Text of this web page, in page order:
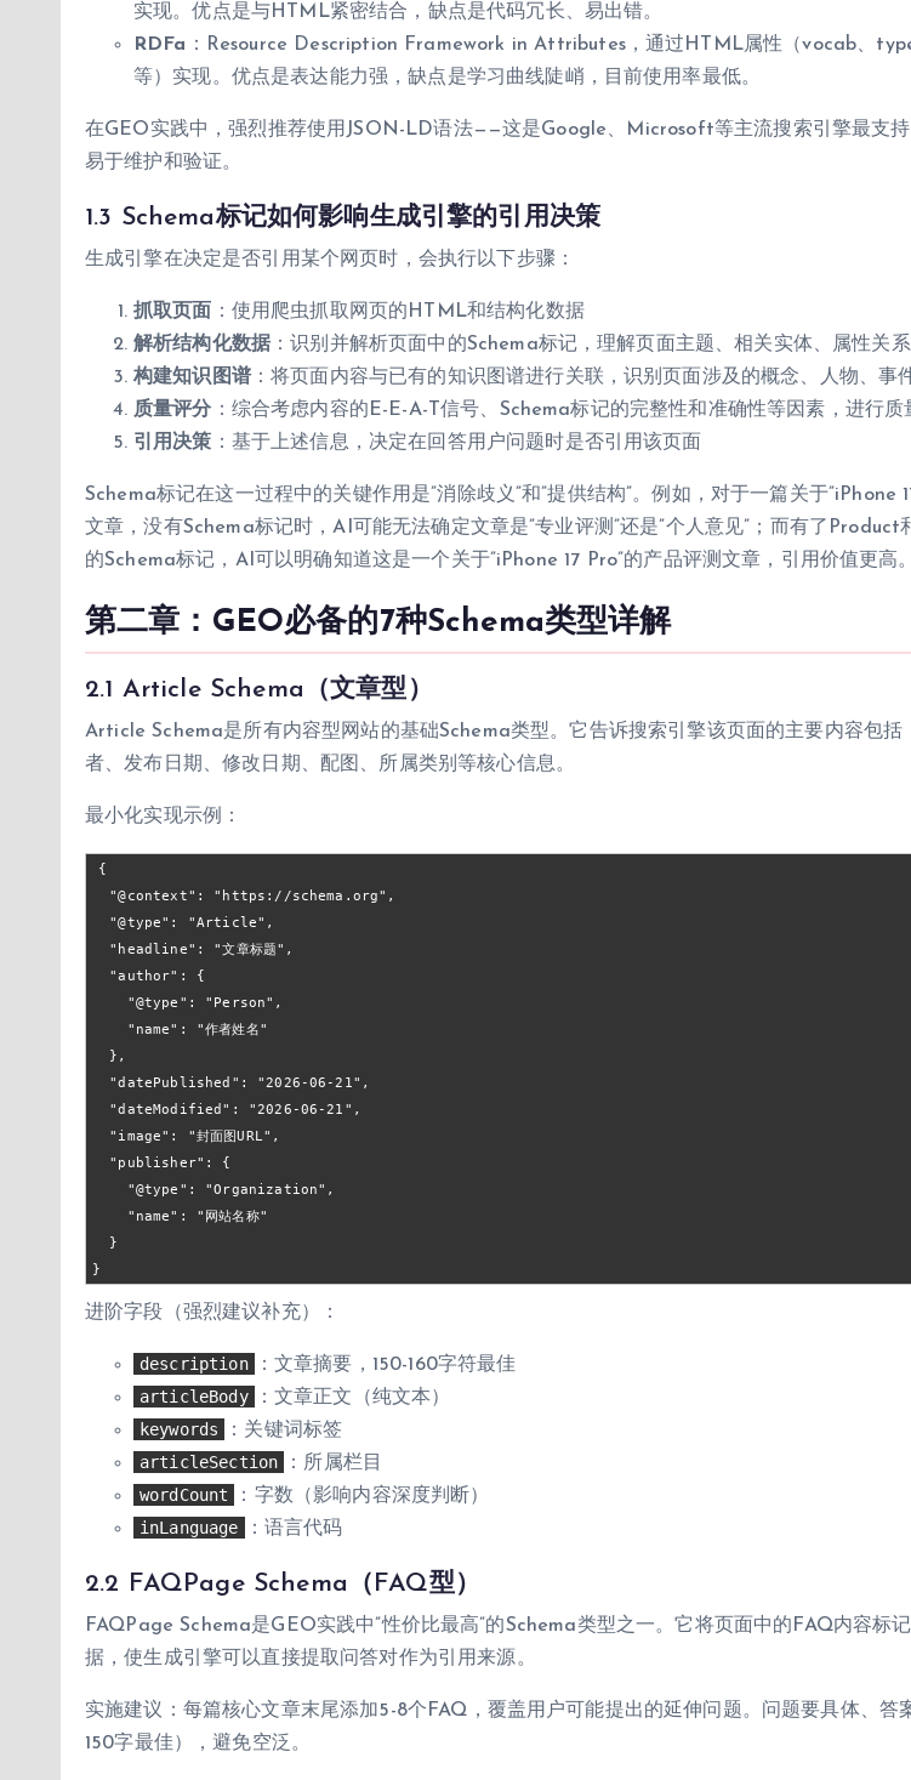
实现。优点是与HTML紧密结合，缺点是代码冗长、易出错。
RDFa ：Resource Description Framework in Attributes，通过HTML属性（vocab、
等）实现。优点是表达能力强，缺点是学习曲线陡峭，目前使用率最低。
在GEO实践中，强烈推荐使用JSON-LD语法——这是Google、Microsoft等主流搜索引擎最支
易于维护和验证。
1.3 Schema标记如何影响生成引擎的引用决策
生成引擎在决定是否引用某个网页时，会执行以下步骤：
抓取页面 ：使用爬虫抓取网页的HTML和结构化数据
解析结构化数据 ：识别并解析页面中的Schema标记，理解页面主题、相关实体、属性关系
构建知识图谱：将页面内容与已有的知识图谱进行关联，识别页面涉及的概念、人物、事
质量评分 ：综合考虑内容的E-E-A-T信号、Schema标记的完整性和准确性等因素，进行质
引用决策 ：基于上述信息，决定在回答用户问题时是否引用该页面
Schema标记在这一过程中的关键作用是”消除歧义”和”提供结构”。例如，对于一篇关于”iPhone
文章，没有Schema标记时，AI可能无法确定文章是”专业评测”还是”个人意见”；而有了Product
的Schema标记，AI可以明确知道这是一个关于”iPhone 17 Pro”的产品评测文章，引用价值更高。
第二章：GEO必备的7种Schema类型详解
2.1 Article Schema（文章型）
Article Schema是所有内容型网站的基础Schema类型。它告诉搜索引擎该页面的主要内容包括
者、发布日期、修改日期、配图、所属类别等核心信息。
最小化实现示例：
{
  "@context": "https://schema.org",
  "@type": "Article",
  "headline": "文章标题",
  "author": {
    "@type": "Person",
    "name": "作者姓名"
  },
  "datePublished": "2026-06-21",
  "dateModified": "2026-06-21",
  "image": "封面图URL",
  "publisher": {
    "@type": "Organization",
    "name": "网站名称"
  }
}
进阶字段（强烈建议补充）：
description
：文章摘要，150-160字符最佳
articleBody
：文章正文（纯文本）
keywords
：关键词标签
articleSection
：所属栏目
wordCount
：字数（影响内容深度判断）
inLanguage
：语言代码
2.2 FAQPage Schema（FAQ型）
FAQPage Schema是GEO实践中”性价比最高”的Schema类型之一。它将页面中的FAQ内容标
据，使生成引擎可以直接提取问答对作为引用来源。
实施建议：每篇核心文章末尾添加5-8个FAQ，覆盖用户可能提出的延伸问题。问题要具体、答
150字最佳），避免空泛。